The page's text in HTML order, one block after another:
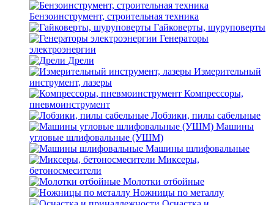
Бензоинструмент, строительная техника
Гайковерты, шуруповерты
Генераторы
электроэнергии
Дрели
Измерительный
инструмент, лазеры
Компрессоры,
пневмоинструмент
Лобзики, пилы сабельные
Машины
угловые шлифовальные (УШМ)
Машины шлифовальные
Миксеры,
бетоносмесители
Молотки отбойные
Ножницы по металлу